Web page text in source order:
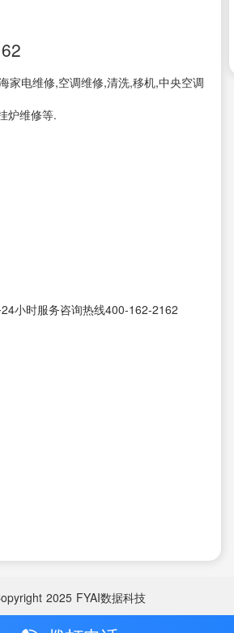
家电维修,空调维修,清洗,移机,中央空调
炉维修等.
小时服务咨询热线400-162-2162
2025 FYAI数据科技